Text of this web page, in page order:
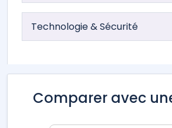
Technologie & Sécurité
Comparer avec